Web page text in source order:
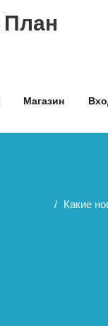
Магазин
Какие